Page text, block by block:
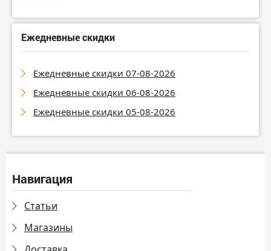
Ежедневные скидки
Ежедневные скидки 07-08-2026
Ежедневные скидки 06-08-2026
Ежедневные скидки 05-08-2026
Навигация
Статьи
Магазины